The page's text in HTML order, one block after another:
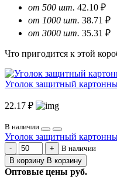
от 500 шт. 42.10 ₽
от 1000 шт. 38.71 ₽
от 3000 шт. 35.31 ₽
Что пригодится к этой
Уголок защитный
22.17 ₽
В наличии
Уголок защитный
В наличии
В корзину В корзину
Оптовые цены руб.